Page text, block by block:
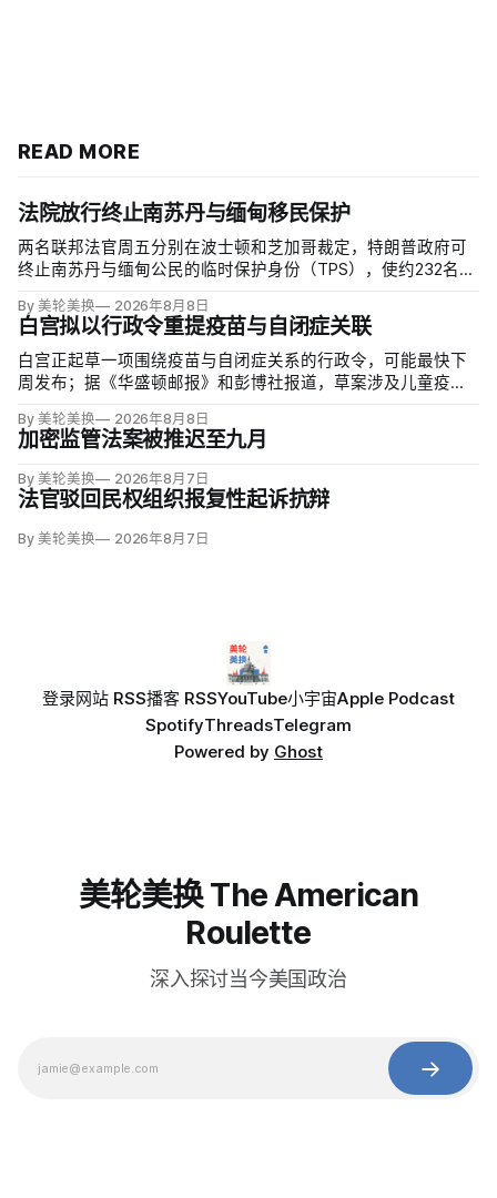
READ MORE
法院放行终止南苏丹与缅甸移民保护
两名联邦法官周五分别在波士顿和芝加哥裁定，特朗普政府可
终止南苏丹与缅甸公民的临时保护身份（TPS），使约232名南
障。两国分别因长期武装冲突及2021年军事政变后动荡而获指
定；国土安全部去年11月决定取消保护。
By 美轮美换 2026年8月8日
白宫拟以行政令重提疫苗与自闭症关联
白宫正起草一项围绕疫苗与自闭症关系的行政令，可能最快下
周发布；据《华盛顿邮报》和彭博社报道，草案涉及儿童疫苗
项覆盖全球数百万儿童的高质量研究均未发现儿童疫苗导致自
闭症，相关说法源自一项后来撤稿的欺诈性研究，作者也被吊
销执照。
By 美轮美换 2026年8月8日
加密监管法案被推迟至九月
By 美轮美换 2026年8月7日
法官驳回民权组织报复性起诉抗辩
By 美轮美换 2026年8月7日
登录网站 RSS播客 RSSYouTube小宇宙Apple Podcast
SpotifyThreadsTelegram
Powered by Ghost
美轮美换 The American
Roulette
深入探讨当今美国政治